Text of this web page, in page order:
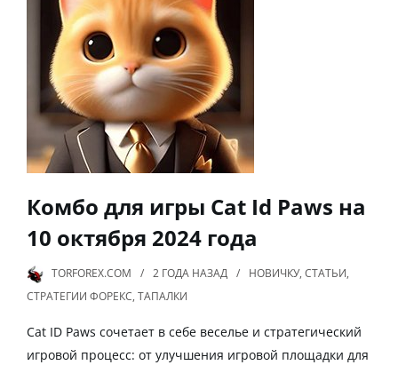
Комбо для игры Cat Id Paws на
10 октября 2024 года
TORFOREX.COM 2 ГОДА НАЗАД НОВИЧКУ, СТАТЬИ,
СТРАТЕГИИ ФОРЕКС, ТАПАЛКИ
Cat ID Paws сочетает в себе веселье и стратегический
игровой процесс: от улучшения игровой площадки для